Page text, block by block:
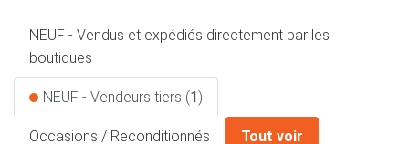
NEUF - Vendus et expédiés directement par les
boutiques
NEUF - Vendeurs tiers (1)
Occasions / Reconditionnés
Tout voir